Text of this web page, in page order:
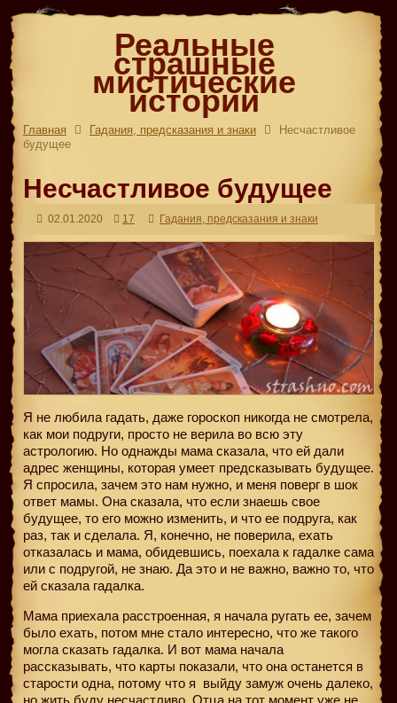
Реальные
страшные
мистические
истории
Главная Гадания, предсказания и знаки
Несчастливое
будущее
Несчастливое будущее
02.01.2020 17 Гадания, предсказания и знаки
Я не любила гадать, даже гороскоп никогда не смотрела,
как мои подруги, просто не верила во всю эту
астрологию. Но однажды мама сказала, что ей дали
адрес женщины, которая умеет предсказывать будущее.
Я спросила, зачем это нам нужно, и меня поверг в шок
ответ мамы. Она сказала, что если знаешь свое
будущее, то его можно изменить, и что ее подруга, как
раз, так и сделала. Я, конечно, не поверила, ехать
отказалась и мама, обидевшись, поехала к гадалке сама
или с подругой, не знаю. Да это и не важно, важно то, что
ей сказала гадалка.
Мама приехала расстроенная, я начала ругать ее, зачем
было ехать, потом мне стало интересно, что же такого
могла сказать гадалка. И вот мама начала
рассказывать, что карты показали, что она останется в
старости одна, потому что я выйду замуж очень далеко,
но жить буду несчастливо. Отца на тот момент уже не